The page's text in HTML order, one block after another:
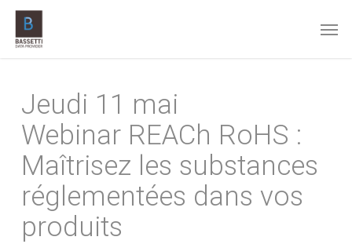
Skip
main
Jeudi 11 mai
Webinar REACh RoHS :
Maîtrisez les substances
réglementées dans vos
produits